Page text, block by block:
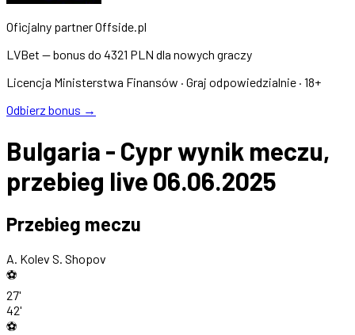
Oficjalny partner Offside.pl
LVBet — bonus do 4321 PLN dla nowych graczy
Licencja Ministerstwa Finansów · Graj odpowiedzialnie · 18+
Odbierz bonus →
Bulgaria - Cypr wynik meczu,
przebieg live 06.06.2025
Przebieg meczu
A. Kolev S. Shopov
⚽
27'
42'
⚽